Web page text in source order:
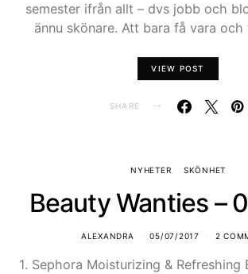
semester ifrån allt – dvs jobb och
ännu skönare. Att bara få vara
VIEW POST
SHARE
NYHETER SKÖNHET
Beauty Wanties –
ALEXANDRA 05/07/2017 2
1. Sephora Moisturizing & Refreshing